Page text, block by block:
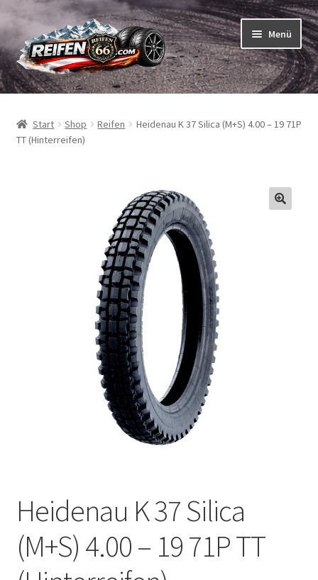
Zur
Navigation
springen
Zum
Inhalt
springen
Menü
Reifen
Schläuche
Start Shop Reifen
Heidenau K 37 Silica (M+S) 4.00 – 19 71P
TT (Hinterreifen)
Heidenau K 37 Silica
(M+S) 4.00 – 19 71P TT